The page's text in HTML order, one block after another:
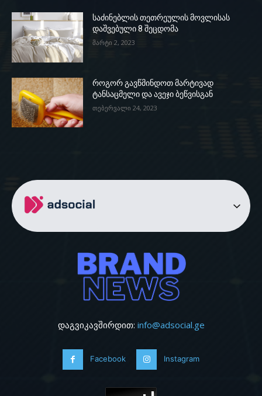
საძინებლის თეთრეულის მოვლისას
დაშვებული 8 შეცდომა
მარტი 2, 2023
როგორ გავწმინდოთ მარტივად
ტანსაცმელი და ავეჯი ბეწვისგან
თებერვალი 24, 2023
დაგვიკავშირდით: info@adsocial.ge
Facebook Instagram